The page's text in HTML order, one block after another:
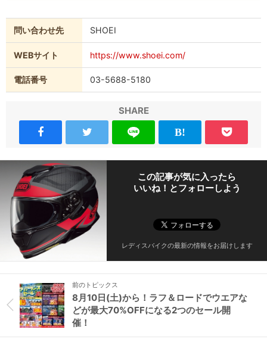
問い合わせ先 SHOEI
WEBサイト https://www.shoei.com/
電話番号 03-5688-5180
SHARE
この記事が気に入ったら
いいね！とフォローしよう
レディスバイクの最新の情報をお届けします
前のトピックス
8月10日(土)から！ラフ＆ロードでウエアな
どが最大70%OFFになる2つのセール開
催！